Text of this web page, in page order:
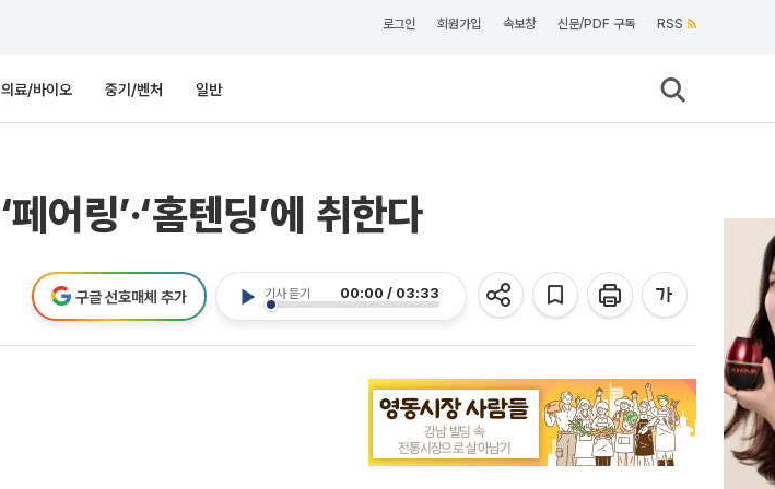
로그인 회원가입 속보창 신문/PDF 구독 RSS
의료/바이오 중기/벤처 일반
링’·‘홈텐딩’에 취한다
기사 듣기 00:00 / 03:33
구글 선호매체 추가